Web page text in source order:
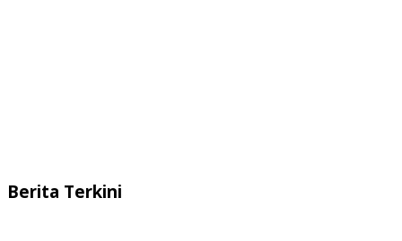
Berita Terkini